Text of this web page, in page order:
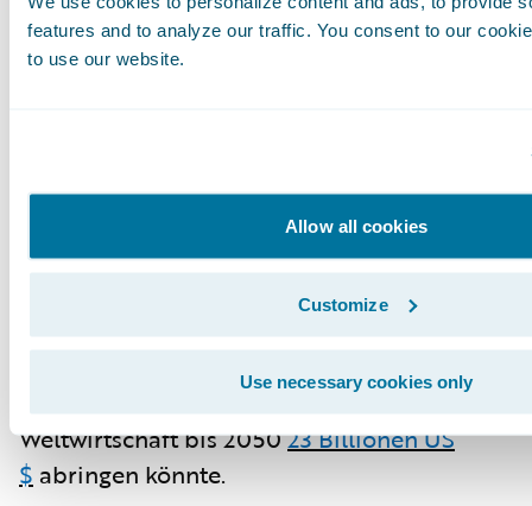
features and to analyze our traffic. You consent to our
to use our website.
Allow all cookies
Customize
Use necessary cookies only
Einbindung in eine Versicherungsplattform
wie Guidewire nutzen beispielsweise
Analysen, um das Immobilienrisiko sofort
und bei Bedarf zu bewerten. Und die Daten
unserer LösungHazardHubkönnen den
Versicherern helfen, die sich entwickelnden
Auswirkungen des Klimawandels auf die
umliegenden Gebiete, die Infrastruktur und
die Lieferketten zu verstehen, was der
Weltwirtschaft bis 205023 Billionen US
$ abringen könnte.